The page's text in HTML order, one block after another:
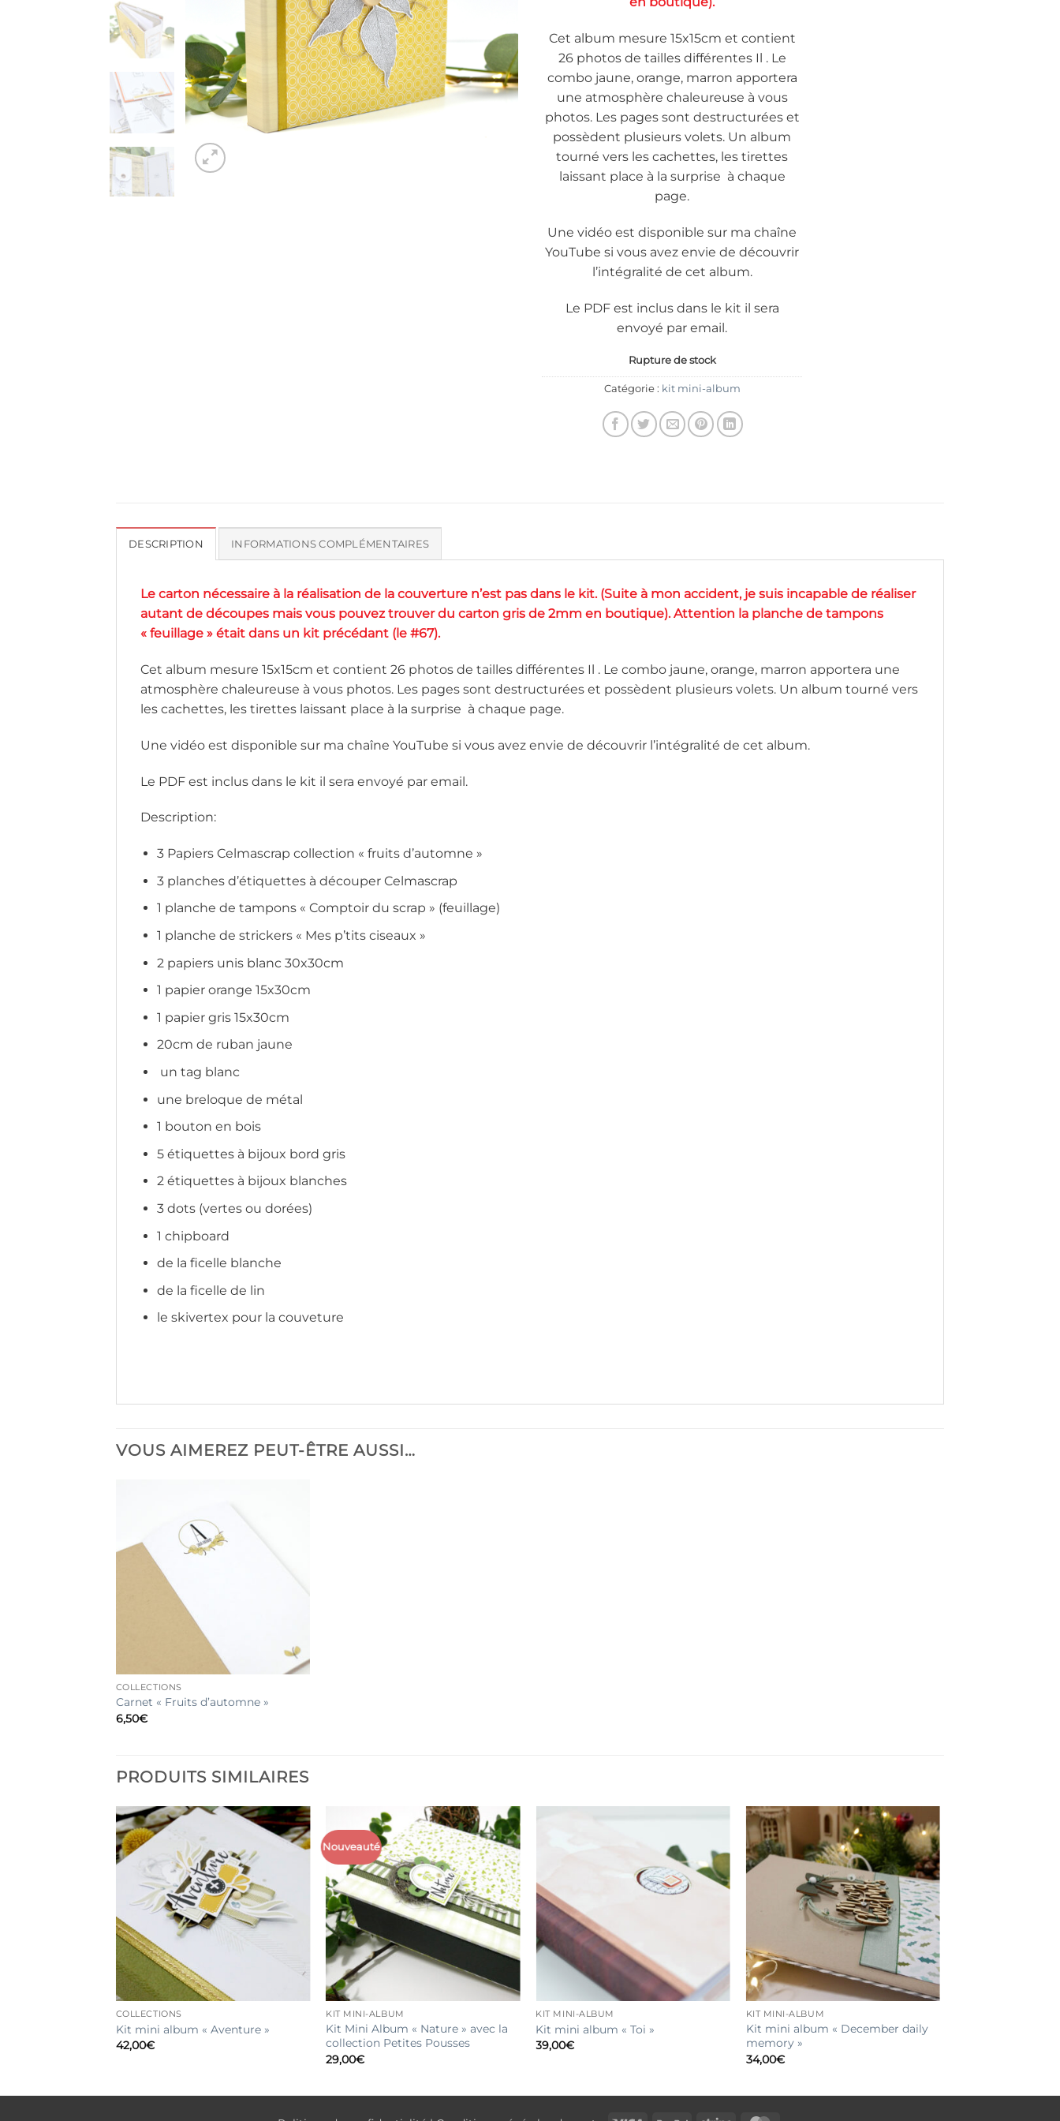
Cet album mesure 15x15cm et contient
26 photos de tailles différentes Il . Le
combo jaune, orange, marron apportera
une atmosphère chaleureuse à vous
photos. Les pages sont destructurées et
possèdent plusieurs volets. Un album
tourné vers les cachettes, les tirettes
laissant place à la surprise à chaque
page.
Une vidéo est disponible sur ma chaîne
YouTube si vous avez envie de découvrir
l’intégralité de cet album.
Le PDF est inclus dans le kit il sera
envoyé par email.
Rupture de stock
Catégorie : kit mini-album
DESCRIPTION INFORMATIONS COMPLÉMENTAIRES
Le carton nécessaire à la réalisation de la couverture n’est pas dans le kit. (Suite à mon accident, je suis incapable de réaliser
autant de découpes mais vous pouvez trouver du carton gris de 2mm en boutique). Attention la planche de tampons
« feuillage » était dans un kit précédant (le #67).
Cet album mesure 15x15cm et contient 26 photos de tailles différentes Il . Le combo jaune, orange, marron apportera une
atmosphère chaleureuse à vous photos. Les pages sont destructurées et possèdent plusieurs volets. Un album tourné vers
les cachettes, les tirettes laissant place à la surprise à chaque page.
Une vidéo est disponible sur ma chaîne YouTube si vous avez envie de découvrir l’intégralité de cet album.
Le PDF est inclus dans le kit il sera envoyé par email.
Description:
3 Papiers Celmascrap collection « fruits d’automne »
3 planches d’étiquettes à découper Celmascrap
1 planche de tampons « Comptoir du scrap » (feuillage)
1 planche de strickers « Mes p’tits ciseaux »
2 papiers unis blanc 30x30cm
1 papier orange 15x30cm
1 papier gris 15x30cm
20cm de ruban jaune
un tag blanc
une breloque de métal
1 bouton en bois
5 étiquettes à bijoux bord gris
2 étiquettes à bijoux blanches
3 dots (vertes ou dorées)
1 chipboard
de la ficelle blanche
de la ficelle de lin
le skivertex pour la couveture
VOUS AIMEREZ PEUT-ÊTRE AUSSI…
COLLECTIONS
Carnet « Fruits d’automne »
6,50€
PRODUITS SIMILAIRES
COLLECTIONS
Kit mini album « Aventure »
42,00€
Nouveauté
KIT MINI-ALBUM
Kit Mini Album « Nature » avec la
collection Petites Pousses
29,00€
KIT MINI-ALBUM
Kit mini album « Toi »
39,00€
KIT MINI-ALBUM
Kit mini album « December daily
memory »
34,00€